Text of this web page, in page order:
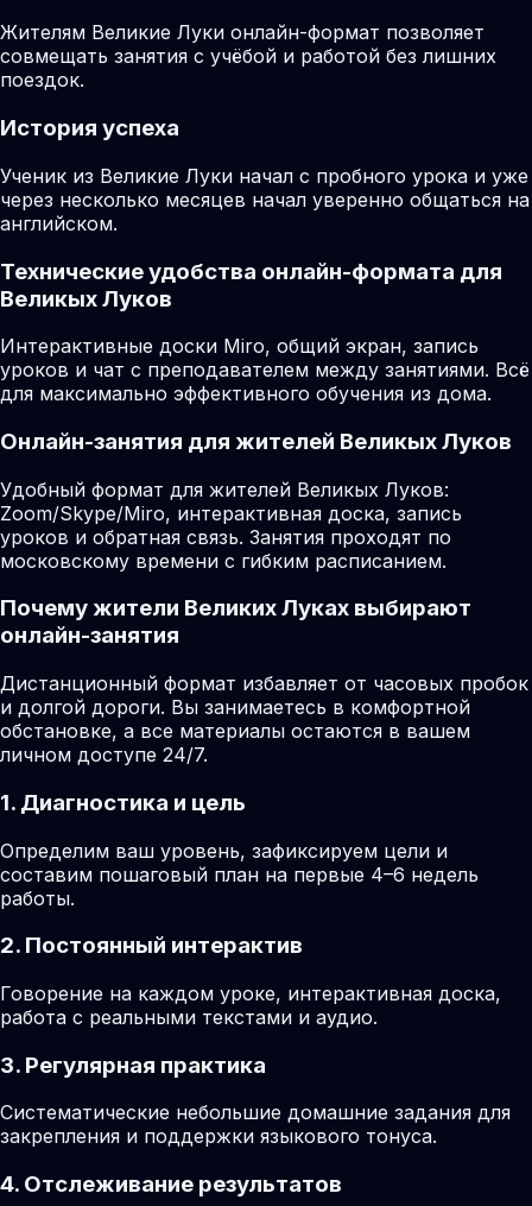
Жителям Великие Луки онлайн-формат позволяет
совмещать занятия с учёбой и работой без лишних
поездок.
История успеха
Ученик из Великие Луки начал с пробного урока и уже
через несколько месяцев начал уверенно общаться на
английском.
Технические удобства онлайн-формата для
Великых Луков
Интерактивные доски Miro, общий экран, запись
уроков и чат с преподавателем между занятиями. Всё
для максимально эффективного обучения из дома.
Онлайн-занятия для жителей Великых Луков
Удобный формат для жителей Великых Луков:
Zoom/Skype/Miro, интерактивная доска, запись
уроков и обратная связь. Занятия проходят по
московскому времени с гибким расписанием.
Почему жители Великих Луках выбирают
онлайн-занятия
Дистанционный формат избавляет от часовых пробок
и долгой дороги. Вы занимаетесь в комфортной
обстановке, а все материалы остаются в вашем
личном доступе 24/7.
1. Диагностика и цель
Определим ваш уровень, зафиксируем цели и
составим пошаговый план на первые 4–6 недель
работы.
2. Постоянный интерактив
Говорение на каждом уроке, интерактивная доска,
работа с реальными текстами и аудио.
3. Регулярная практика
Систематические небольшие домашние задания для
закрепления и поддержки языкового тонуса.
4. Отслеживание результатов